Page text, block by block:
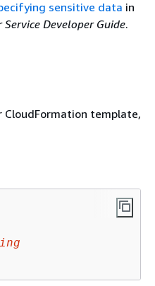
sensitive data in
Developer Guide.
template,